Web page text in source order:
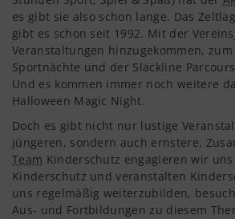
es gibt sie also schon lange. Das
gibt es schon seit 1992. Mit der
Veranstaltungen hinzugekommen,
Sportnächte und der Slackline
Und es kommen immer noch weitere
Halloween Magic Night.
Doch es gibt nicht nur lustige
jüngeren, sondern auch ernstere.
Team Kinderschutz engagieren wir
Kinderschutz und veranstalten
uns regelmäßig weiterzubilden,
Aus- und Fortbildungen zu diesem